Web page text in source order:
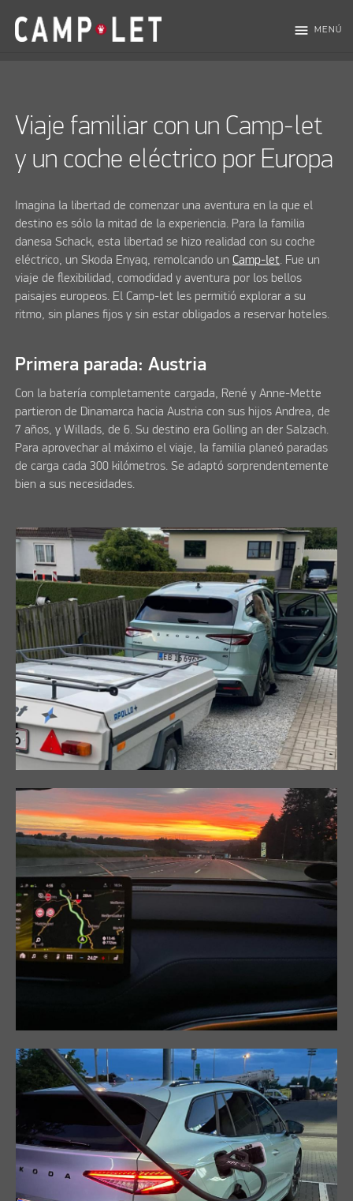
menu MENÚ
Viaje familiar con un Camp-let
y un coche eléctrico por Europa
Imagina la libertad de comenzar una aventura en la que el
destino es sólo la mitad de la experiencia. Para la familia
danesa Schack, esta libertad se hizo realidad con su coche
eléctrico, un Skoda Enyaq, remolcando unCamp-let. Fue un
viaje de flexibilidad, comodidad y aventura por los bellos
paisajes europeos. El Camp-let les permitió explorar a su
ritmo, sin planes fijos y sin estar obligados a reservar hoteles.
Primera parada: Austria
Con la batería completamente cargada, René y Anne-Mette
partieron de Dinamarca hacia Austria con sus hijos Andrea, de
7 años, y Willads, de 6. Su destino era Golling an der Salzach.
Para aprovechar al máximo el viaje, la familia planeó paradas
de carga cada 300 kilómetros. Se adaptó sorprendentemente
bien a sus necesidades.